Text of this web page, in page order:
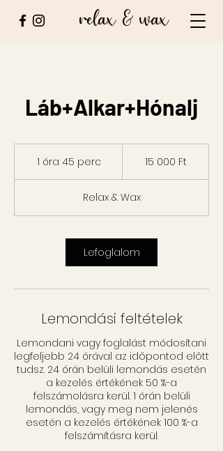
relax & wax
Láb+Alkar+Hónalj
1 óra 45 perc1
4
5
e
r
c
15 000 Ft
Relax & Wax
Lefoglalom
Lemondási feltételek
Lemondani vagy foglalást módosítani
legfeljebb 24 órával az időpontod előtt
tudsz. 24 órán belüli lemondás esetén
a kezelés értékének 50 %-a
felszámolásra kerül. 1 órán belüli
lemondás, vagy meg nem jelenés
esetén a kezelés értékének 100 %-a
felszámításra kerül.